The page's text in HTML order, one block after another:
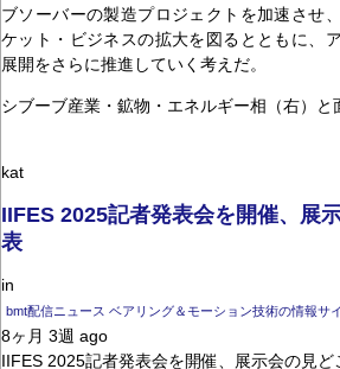
ブソーバーの製造プロジェクトを加速させ
ケット・ビジネスの拡大を図るとともに、
展開をさらに推進していく考えだ。
シブーブ産業・鉱物・エネルギー相（右）と
kat
IIFES 2025記者発表会を開催、展
表
in
bmt配信ニュース ベアリング＆モーション技術の情報サ
8ヶ月 3週 ago
IIFES 2025記者発表会を開催、展示会の見